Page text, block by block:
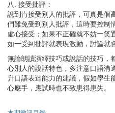
八. 接受批評：
說到肯接受別人的批評，可真是個
們難免受到別人批評，這時要控制
虛心接受；如果不正確就不妨一笑
如一受到批評就表現激動，討論就
無論朗讀演繹技巧或說話的技巧，
心別人的說話特色，多注意口語溝
升口語表達能力的建議，假如學生
心應手，應試時也不致患得患失。